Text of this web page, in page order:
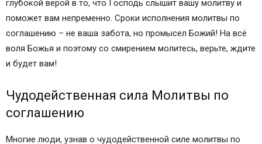
глубокой верой в то, что Господь слышит вашу молитву и
поможет вам непременно. Сроки исполнения молитвы по
соглашению – не ваша забота, но промысел Божий! На всё
воля Божья и поэтому со смирением молитесь, верьте, ждите
и будет вам!
Чудодейственная сила Молитвы по
соглашению
Многие люди, узнав о чудодейственной силе молитвы по